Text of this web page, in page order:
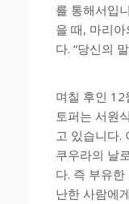
를 통해서입
을 때, 마리
다. “당신의
며칠 후인 12
토퍼는 서원
고 있습니다.
쿠우라의 날
다. 즉 부유
난한 사람에